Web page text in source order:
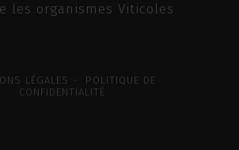
les organismes Viticoles
LÉGALES - POLITIQUE DE
CONFIDENTIALITÉ